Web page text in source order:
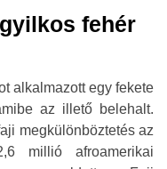
fehér
alkalmazott egy fekete
az illető belehalt.
megkülönböztetés az
millió afroamerikai